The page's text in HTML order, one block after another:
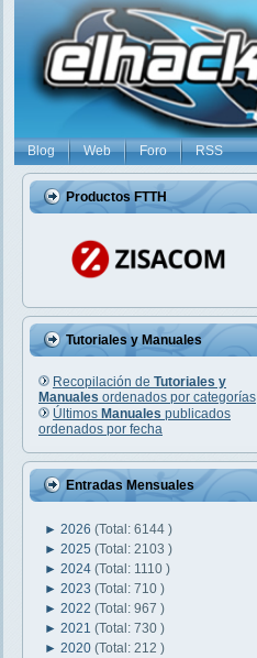
Blog Web Foro RSS
Productos FTTH
Tutoriales y Manuales
Recopilación de Tutoriales y
Manuales ordenados por categorías
Últimos Manuales publicados
ordenados por fecha
Entradas Mensuales
► 2026 (Total: 6144 )
► 2025 (Total: 2103 )
► 2024 (Total: 1110 )
► 2023 (Total: 710 )
► 2022 (Total: 967 )
► 2021 (Total: 730 )
► 2020 (Total: 212 )